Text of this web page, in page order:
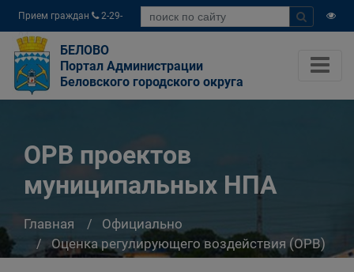
Прием граждан
2-29-
04
БЕЛОВО
Портал Администрации
Беловского городского округа
ОРВ проектов
муниципальных НПА
Главная
Официально
Оценка регулирующего воздействия (ОРВ)
ОРВ проектов муниципальных НПА